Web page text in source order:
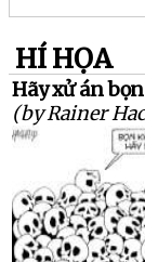
HÍ HỌA
Hãy xử án
(by Rainer